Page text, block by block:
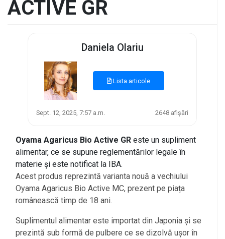
ACTIVE GR
Daniela Olariu
Lista articole
Sept. 12, 2025, 7:57 a.m. 2648 afișări
Oyama Agaricus Bio Active GR este un supliment
alimentar, ce se supune reglementărilor legale în
materie și este notificat la IBA.
Acest produs reprezintă varianta nouă a vechiului
Oyama Agaricus Bio Active MC, prezent pe piața
românească timp de 18 ani.
Suplimentul alimentar este importat din Japonia și se
prezintă sub formă de pulbere ce se dizolvă ușor în